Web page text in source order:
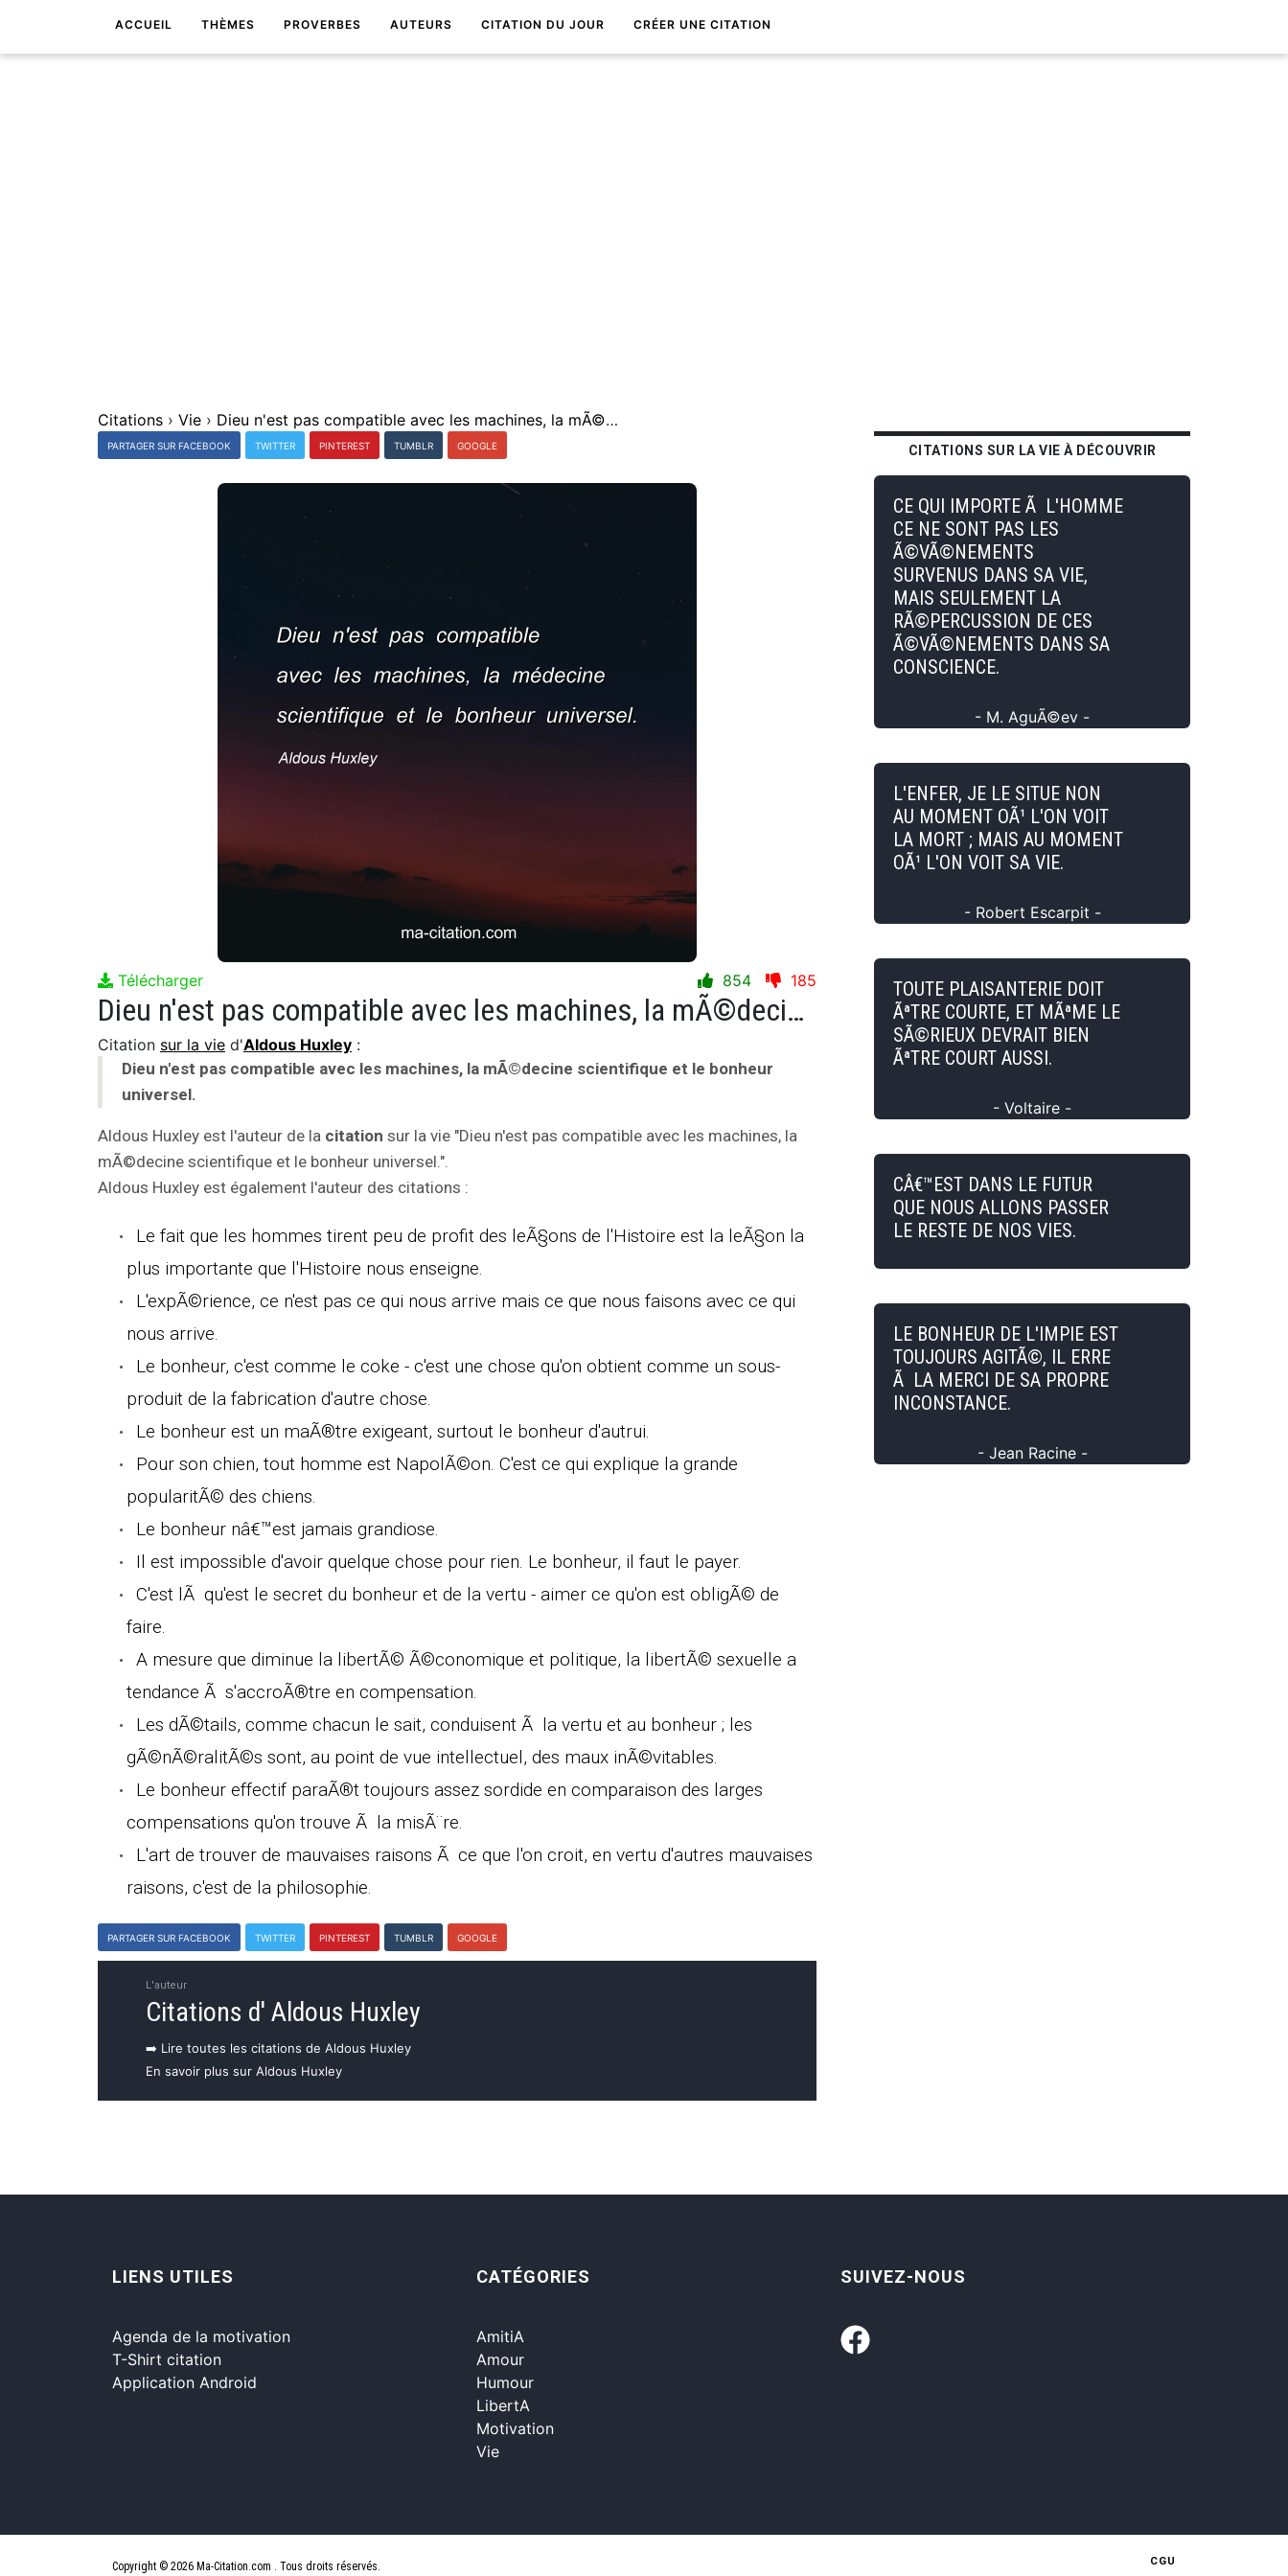
ACCUEIL THÈMES PROVERBES AUTEURS CITATION DU JOUR CRÉER UNE CITATION
Citations › Vie › Dieu n'est pas compatible avec les machines, la mÃ©decine scientifique et le bonheur universel.
PARTAGER SUR FACEBOOK TWITTER PINTEREST TUMBLR GOOGLE
Télécharger 854 185
Dieu n'est pas compatible avec les machines, la mÃ©decine scientifique et le bonheur universel.
Citation sur la vie d'Aldous Huxley :
Dieu n'est pas compatible avec les machines, la mÃ©decine scientifique et le bonheur
universel.
Aldous Huxley est l'auteur de la citation sur la vie "Dieu n'est pas compatible avec les machines, la
mÃ©decine scientifique et le bonheur universel.".
Aldous Huxley est également l'auteur des citations :
Le fait que les hommes tirent peu de profit des leÃ§ons de l'Histoire est la leÃ§on la
plus importante que l'Histoire nous enseigne.
L'expÃ©rience, ce n'est pas ce qui nous arrive mais ce que nous faisons avec ce qui
nous arrive.
Le bonheur, c'est comme le coke - c'est une chose qu'on obtient comme un sous-
produit de la fabrication d'autre chose.
Le bonheur est un maÃ®tre exigeant, surtout le bonheur d'autrui.
Pour son chien, tout homme est NapolÃ©on. C'est ce qui explique la grande
popularitÃ© des chiens.
Le bonheur nâ€™est jamais grandiose.
Il est impossible d'avoir quelque chose pour rien. Le bonheur, il faut le payer.
C'est lÃ qu'est le secret du bonheur et de la vertu - aimer ce qu'on est obligÃ© de
faire.
A mesure que diminue la libertÃ© Ã©conomique et politique, la libertÃ© sexuelle a
tendance Ã s'accroÃ®tre en compensation.
Les dÃ©tails, comme chacun le sait, conduisent Ã la vertu et au bonheur ; les
gÃ©nÃ©ralitÃ©s sont, au point de vue intellectuel, des maux inÃ©vitables.
Le bonheur effectif paraÃ®t toujours assez sordide en comparaison des larges
compensations qu'on trouve Ã la misÃ¨re.
L'art de trouver de mauvaises raisons Ã ce que l'on croit, en vertu d'autres mauvaises
raisons, c'est de la philosophie.
PARTAGER SUR FACEBOOK TWITTER PINTEREST TUMBLR GOOGLE
L'auteur
Citations d' Aldous Huxley
➡️ Lire toutes les citations de Aldous Huxley
En savoir plus sur Aldous Huxley
CITATIONS SUR LA VIE À DÉCOUVRIR
CE QUI IMPORTE Ã L'HOMME
CE NE SONT PAS LES
Ã©VÃ©NEMENTS
SURVENUS DANS SA VIE,
MAIS SEULEMENT LA
RÃ©PERCUSSION DE CES
Ã©VÃ©NEMENTS DANS SA
CONSCIENCE.
- M. AguÃ©ev -
L'ENFER, JE LE SITUE NON
AU MOMENT OÃ¹ L'ON VOIT
LA MORT ; MAIS AU MOMENT
OÃ¹ L'ON VOIT SA VIE.
- Robert Escarpit -
TOUTE PLAISANTERIE DOIT
ÃªTRE COURTE, ET MÃªME LE
SÃ©RIEUX DEVRAIT BIEN
ÃªTRE COURT AUSSI.
- Voltaire -
CÂ€™EST DANS LE FUTUR
QUE NOUS ALLONS PASSER
LE RESTE DE NOS VIES.
LE BONHEUR DE L'IMPIE EST
TOUJOURS AGITÃ©, IL ERRE
Ã LA MERCI DE SA PROPRE
INCONSTANCE.
- Jean Racine -
LIENS UTILES
Agenda de la motivation
T-Shirt citation
Application Android
CATÉGORIES
AmitiA
Amour
Humour
LibertA
Motivation
Vie
SUIVEZ-NOUS
Copyright © 2026 Ma-Citation.com . Tous droits réservés. CGU